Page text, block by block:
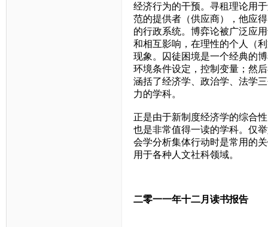
经济行为的干预。寻租理论用
范的提供者（供应商），他应
的行政系统。博弈论被广泛应
和相互影响，在理性的个人（
现象。囚徒困境是一个经典的
环境条件设定，控制变量；然
涵括了经济学、政治学、法学
力的学科。
正是由于新制度经济学的综合
也是非常值得一读的学科。仅
会学分析集体行动时是常用的
用于各种人文社科领域。
二零一一年十二月读书报告